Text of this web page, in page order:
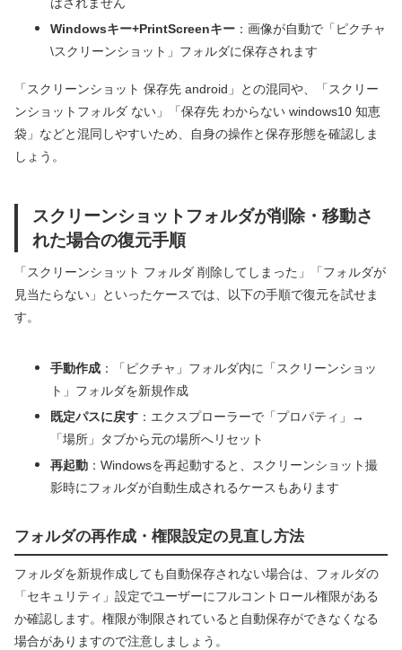
はされません
Windowsキー+PrintScreenキー ：画像が自動で「ピクチャ
\スクリーンショット」フォルダに保存されます
「スクリーンショット 保存先 android」との混同や、「スクリー
ンショットフォルダ ない」「保存先 わからない windows10 知恵
袋」などと混同しやすいため、自身の操作と保存形態を確認しま
しょう。
スクリーンショットフォルダが削除・移動さ
れた場合の復元手順
「スクリーンショット フォルダ 削除してしまった」「フォルダが
見当たらない」といったケースでは、以下の手順で復元を試せま
す。
手動作成 ：「ピクチャ」フォルダ内に「スクリーンショッ
ト」フォルダを新規作成
既定パスに戻す ：エクスプローラーで「プロパティ」→
「場所」タブから元の場所へリセット
再起動 ：Windowsを再起動すると、スクリーンショット撮
影時にフォルダが自動生成されるケースもあります
フォルダの再作成・権限設定の見直し方法
フォルダを新規作成しても自動保存されない場合は、フォルダの
「セキュリティ」設定でユーザーにフルコントロール権限がある
か確認します。権限が制限されていると自動保存ができなくなる
場合がありますので注意しましょう。